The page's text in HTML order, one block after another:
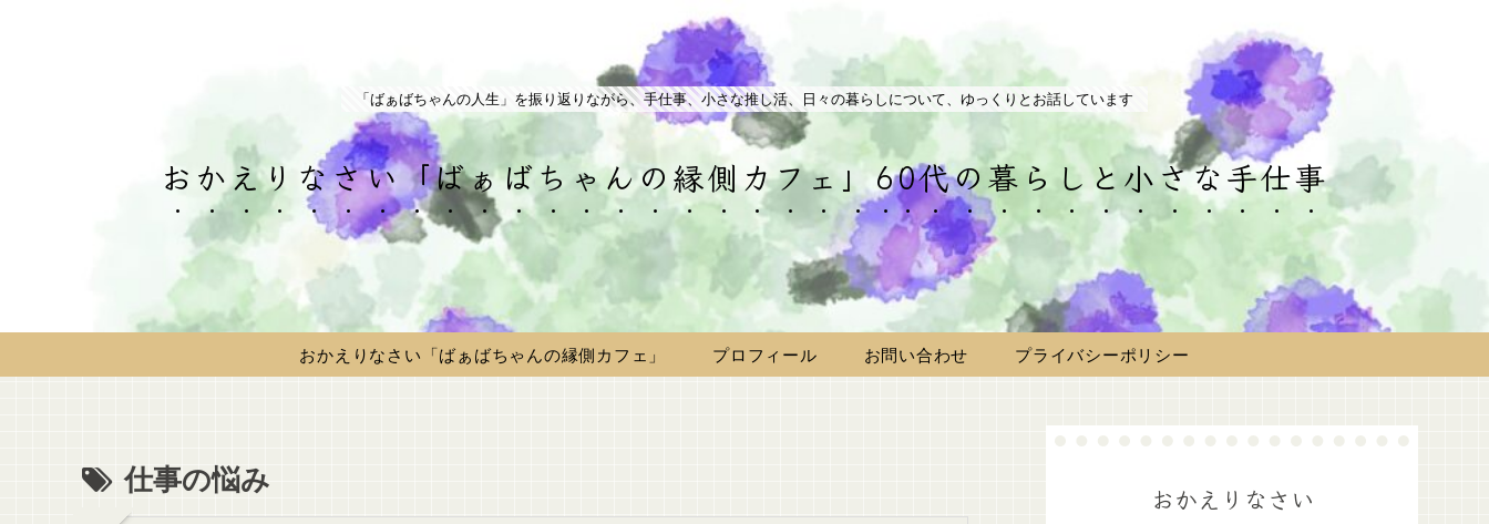
「ばぁばちゃんの人生」を振り返りながら、手仕事、小さな推し活、日々の暮らしについて、ゆっくりとお話しています
おかえりなさい「ばぁばちゃんの縁側カフェ」60代の暮らしと小さな手仕事
おかえりなさい「ばぁばちゃんの縁側カフェ」 プロフィール お問い合わせ プライバシーポリシー
仕事の悩み
おかえりなさい